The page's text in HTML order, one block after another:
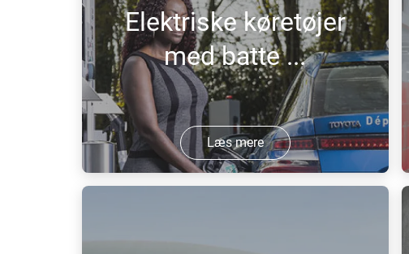
Elektriske køretøjer
med batte ...
Læs mere